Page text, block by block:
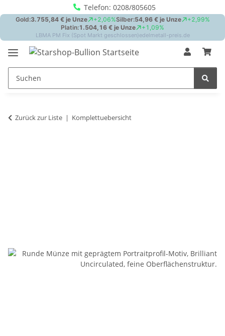
Telefon: 0208/805605
Zurück zur Liste Komplettuebersicht